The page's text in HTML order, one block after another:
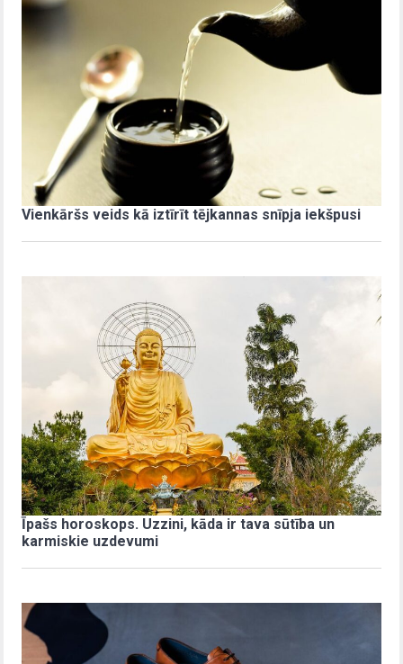
Vienkāršs veids kā iztīrīt tējkannas snīpja iekšpusi
Īpašs horoskops. Uzzini, kāda ir tava sūtība un
karmiskie uzdevumi